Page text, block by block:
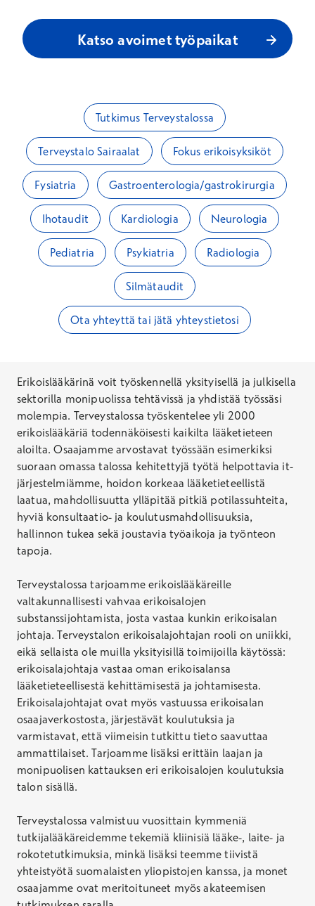
Katso avoimet työpaikat
Tutkimus Terveystalossa
Terveystalo Sairaalat Fokus erikoisyksiköt
Fysiatria Gastroenterologia/gastrokirurgia
Ihotaudit Kardiologia Neurologia
Pediatria Psykiatria Radiologia
Silmätaudit
Ota yhteyttä tai jätä yhteystietosi
Erikoislääkärinä voit työskennellä yksityisellä ja julkisella
sektorilla monipuolissa tehtävissä ja yhdistää työssäsi
molempia. Terveystalossa työskentelee yli 2000
erikoislääkäriä todennäköisesti kaikilta lääketieteen
aloilta. Osaajamme arvostavat työssään esimerkiksi
suoraan omassa talossa kehitettyjä työtä helpottavia it-
järjestelmiämme, hoidon korkeaa lääketieteellistä
laatua, mahdollisuutta ylläpitää pitkiä potilassuhteita,
hyviä konsultaatio- ja koulutusmahdollisuuksia,
hallinnon tukea sekä joustavia työaikoja ja työnteon
tapoja.
Terveystalossa tarjoamme erikoislääkäreille
valtakunnallisesti vahvaa erikoisalojen
substanssijohtamista, josta vastaa kunkin erikoisalan
johtaja. Terveystalon erikoisalajohtajan rooli on uniikki,
eikä sellaista ole muilla yksityisillä toimijoilla käytössä:
erikoisalajohtaja vastaa oman erikoisalansa
lääketieteellisestä kehittämisestä ja johtamisesta.
Erikoisalajohtajat ovat myös vastuussa erikoisalan
osaajaverkostosta, järjestävät koulutuksia ja
varmistavat, että viimeisin tutkittu tieto saavuttaa
ammattilaiset. Tarjoamme lisäksi erittäin laajan ja
monipuolisen kattauksen eri erikoisalojen koulutuksia
talon sisällä.
Terveystalossa valmistuu vuosittain kymmeniä
tutkijalääkäreidemme tekemiä kliinisiä lääke-, laite- ja
rokotetutkimuksia, minkä lisäksi teemme tiivistä
yhteistyötä suomalaisten yliopistojen kanssa, ja monet
osaajamme ovat meritoituneet myös akateemisen